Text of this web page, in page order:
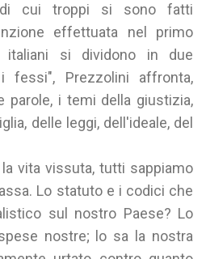
di cui troppi si sono fatti
effettuata nel primo
italiani si dividono in due
Prezzolini affronta,
parole, i temi della giustizia,
delle leggi, dell'ideale, del
vita vissuta, tutti sappiamo
Lo statuto e i codici che
sul nostro Paese? Lo
nostre; lo sa la nostra